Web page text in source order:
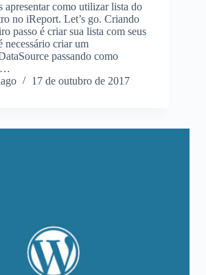
apresentar como utilizar lista do
no iReport. Let’s go. Criando
passo é criar sua lista com seus
necessário criar um
passando como
17 de outubro de 2017